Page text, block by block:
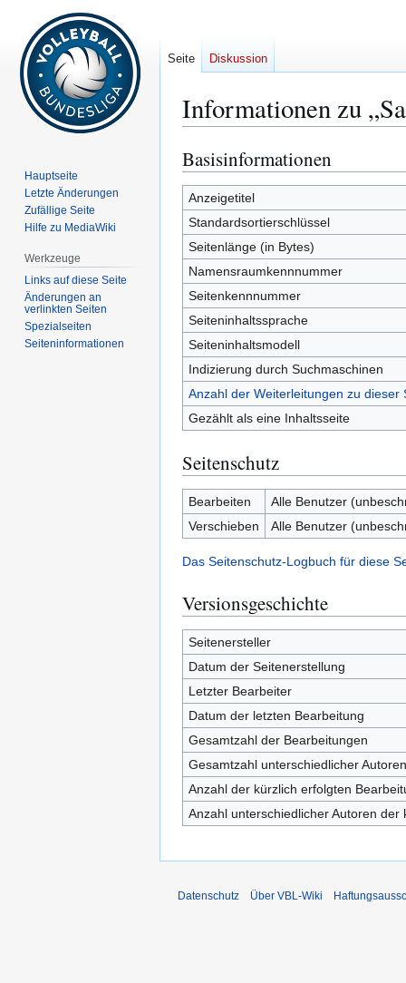
Informationen zu
Zur
Navigation
springen
Zur
Suche
springen
Basisinformationen
Anzeigetitel
Standardsortierschlüssel
Seitenlänge (in Bytes)
Namensraumkennnummer
Seitenkennnummer
Seiteninhaltssprache
Seiteninhaltsmodell
Indizierung durch Suchmaschinen
Anzahl der Weiterleitungen zu dieser
Gezählt als eine Inhaltsseite
Seitenschutz
Bearbeiten
Alle Benutzer
Verschieben
Alle Benutzer
Das Seitenschutz-Logbuch für diese
Versionsgeschichte
Seitenersteller
Datum der Seitenerstellung
Letzter Bearbeiter
Datum der letzten Bearbeitung
Gesamtzahl der Bearbeitungen
Gesamtzahl unterschiedlicher Autoren
Anzahl der kürzlich erfolgten
Anzahl unterschiedlicher Autoren
Seite Diskussion
Hauptseite
Letzte Änderungen
Zufällige Seite
Hilfe zu MediaWiki
Werkzeuge
Links auf diese Seite
Änderungen an
verlinkten Seiten
Spezialseiten
Seiten­­informationen
Datenschutz Über VBL-Wiki